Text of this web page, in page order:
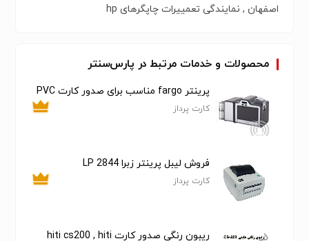
اصفهان , نمایندگی تعمییرات چاپگرهای hp
محصولات و خدمات مرتبط در پارس‌سنتر
پرینتر fargo مناسب برای صدور کارت PVC
کارت پرداز
فروش لیبل پرینتر زبرا LP 2844
کارت پرداز
ریبون رنگی صدور کارت hiti cs200 , hiti